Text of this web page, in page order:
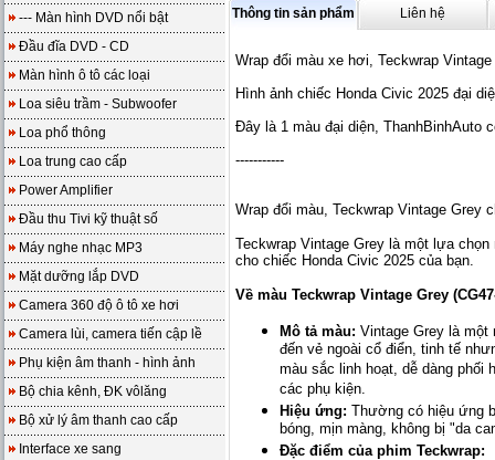
--- Màn hình DVD nổi bật
Đầu đĩa DVD - CD
Màn hình ô tô các loại
Loa siêu trầm - Subwoofer
Loa phổ thông
Loa trung cao cấp
Power Amplifier
Đầu thu Tivi kỹ thuật số
Máy nghe nhạc MP3
Mặt dưỡng lắp DVD
Camera 360 độ ô tô xe hơi
Camera lùi, camera tiến cập lề
Phụ kiện âm thanh - hình ảnh
Bộ chia kênh, ĐK vôlăng
Bộ xử lý âm thanh cao cấp
Interface xe sang
Thông tin sản phẩm Liên hệ
Wrap đổi màu xe hơi, Teckwrap
Hình ảnh chiếc Honda Civic 2025 đại
Đây là 1 màu đại diện, ThanhBinhAuto
-----------
Wrap đổi màu, Teckwrap Vintage Grey
Teckwrap Vintage Grey là một lựa
cho chiếc Honda Civic 2025 của bạn.
Về màu Teckwrap Vintage Grey
Mô tả màu: Vintage Grey là
đến vẻ ngoài cổ điển, tinh tế
màu sắc linh hoạt, dễ dàng
các phụ kiện.
Hiệu ứng: Thường có hiệu ứng
bóng, mịn màng, không bị "da
Đặc điểm của phim Teckwrap: